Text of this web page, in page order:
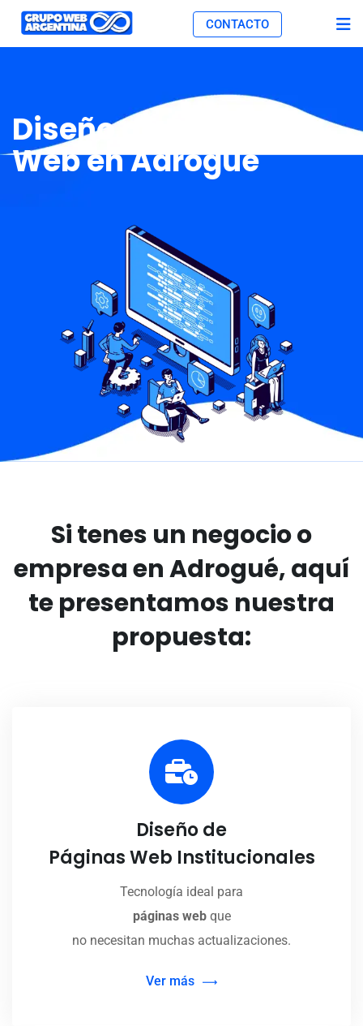
CONTACTO
Diseño de Páginas
Web en Adrogué
Si tenes un negocio o
empresa en Adrogué, aquí
te presentamos nuestra
propuesta:
Diseño de
Páginas Web Institucionales
Tecnología ideal para
páginas webque
no necesitan muchas actualizaciones.
Ver más